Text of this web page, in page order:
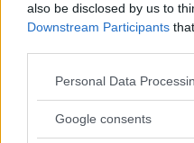
also be disclosed by us to
Downstream Participants
Please note that this
not limited to your visit or
Personal Data
Google consents
Genom att anmäla dig
personuppgiftspolicy.